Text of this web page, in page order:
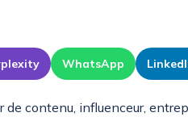
WhatsApp
de contenu, influenceur,